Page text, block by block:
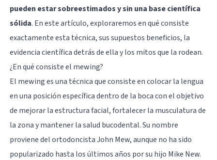
pueden estar sobreestimados y sin una base científica
sólida. En este artículo, exploraremos en qué consiste
exactamente esta técnica, sus supuestos beneficios, la
evidencia científica detrás de ella y los mitos que la rodean.
¿En qué consiste el mewing?
El mewing es una técnica que consiste en colocar la lengua
en una posición específica dentro de la boca con el objetivo
de mejorar la estructura facial, fortalecer la musculatura de
la zona y mantener la salud bucodental. Su nombre
proviene del ortodoncista John Mew, aunque no ha sido
popularizado hasta los últimos años por su hijo Mike New.